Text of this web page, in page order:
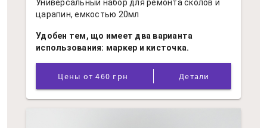
Универсальный набор для ремонта сколов и
царапин, емкостью 20мл
Удобен тем, що имеет два варианта
использования: маркер и кисточка.
Цены от 460 грн Детали